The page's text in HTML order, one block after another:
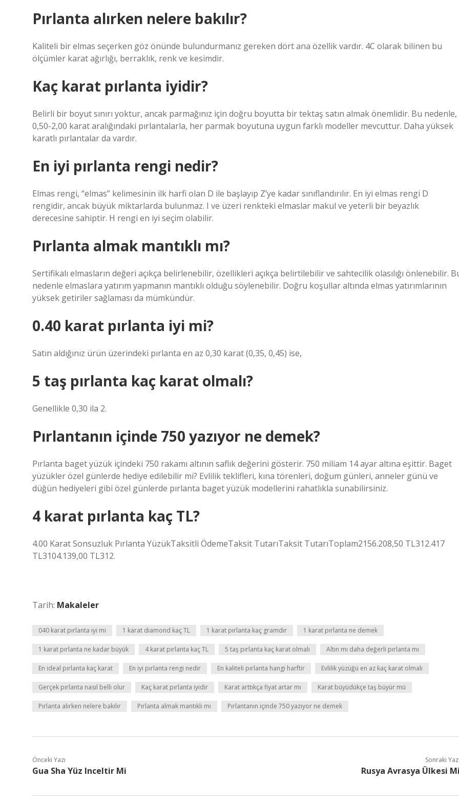
Pırlanta alırken nelere bakılır?
Kaliteli bir elmas seçerken göz önünde bulundurmanız gereken dört ana özellik vardır. 4C olarak bilinen bu
ölçümler karat ağırlığı, berraklık, renk ve kesimdir.
Kaç karat pırlanta iyidir?
Belirli bir boyut sınırı yoktur, ancak parmağınız için doğru boyutta bir tektaş satın almak önemlidir. Bu nedenle,
0,50-2,00 karat aralığındaki pırlantalarla, her parmak boyutuna uygun farklı modeller mevcuttur. Daha yüksek
karatlı pırlantalar da vardır.
En iyi pırlanta rengi nedir?
Elmas rengi, “elmas” kelimesinin ilk harfi olan D ile başlayıp Z’ye kadar sınıflandırılır. En iyi elmas rengi D
rengidir, ancak büyük miktarlarda bulunmaz. I ve üzeri renkteki elmaslar makul ve yeterli bir beyazlık
derecesine sahiptir. H rengi en iyi seçim olabilir.
Pırlanta almak mantıklı mı?
Sertifikalı elmasların değeri açıkça belirlenebilir, özellikleri açıkça belirtilebilir ve sahtecilik olasılığı önlenebilir.
nedenle elmaslara yatırım yapmanın mantıklı olduğu söylenebilir. Doğru koşullar altında elmas yatırımlarının
yüksek getiriler sağlaması da mümkündür.
0.40 karat pırlanta iyi mi?
Satın aldığınız ürün üzerindeki pırlanta en az 0,30 karat (0,35, 0,45) ise,
5 taş pırlanta kaç karat olmalı?
Genellikle 0,30 ila 2.
Pırlantanın içinde 750 yazıyor ne demek?
Pırlanta baget yüzük içindeki 750 rakamı altının saflık değerini gösterir. 750 miliam 14 ayar altına eşittir. Baget
yüzükler özel günlerde hediye edilebilir mi? Evlilik teklifleri, kına törenleri, doğum günleri, anneler günü ve
düğün hediyeleri gibi özel günlerde pırlanta baget yüzük modellerini rahatlıkla sunabilirsiniz.
4 karat pırlanta kaç TL?
4.00 Karat Sonsuzluk Pırlanta YüzükTaksitli ÖdemeTaksit TutarıTaksit TutarıToplam2156.208,50 TL312.417
TL3104.139,00 TL312.
Tarih: Makaleler
040 karat pırlanta iyi mi 1 karat diamond kaç TL 1 karat pırlanta kaç gramdır 1 karat pırlanta ne demek
1 karat pırlanta ne kadar büyük 4 karat pırlanta kaç TL 5 taş pırlanta kaç karat olmalı Altın mı daha değerli pırlanta mı
En ideal pırlanta kaç karat En iyi pırlanta rengi nedir En kaliteli pırlanta hangi harftir Evlilik yüzüğü en az kaç karat olmalı
Gerçek pırlanta nasıl belli olur Kaç karat pırlanta iyidir Karat arttıkça fiyat artar mı Karat büyüdükçe taş büyür mü
Pırlanta alırken nelere bakılır Pırlanta almak mantıklı mı Pırlantanın içinde 750 yazıyor ne demek
Önceki Yazı
Gua Sha Yüz Inceltir Mi
Sonraki
Rusya Avrasya Ülkesi